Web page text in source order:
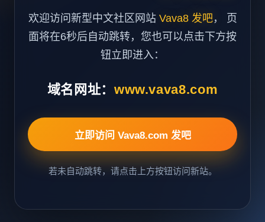
欢迎访问新型中文社区网站 Vava8 发吧， 页
面将在6秒后自动跳转，您也可以点击下方按
钮立即进入：
域名网址： www.vava8.com
立即访问 Vava8.com 发吧
若未自动跳转，请点击上方按钮访问新站。